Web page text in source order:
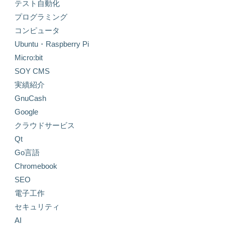
テスト自動化
プログラミング
コンピュータ
Ubuntu・Raspberry Pi
Micro:bit
SOY CMS
実績紹介
GnuCash
Google
クラウドサービス
Qt
Go言語
Chromebook
SEO
電子工作
セキュリティ
AI